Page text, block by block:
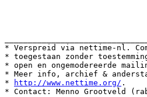
* Verspreid via nettime-nl.
* toegestaan zonder
* open en ongemodereerde
* Meer info, archief &
*
http://www.nettime.org/ .